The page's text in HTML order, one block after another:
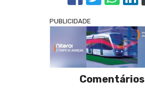
PUBLICIDADE
Comentários